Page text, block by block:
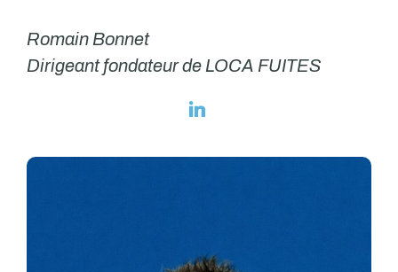
Romain Bonnet
Dirigeant fondateur de LOCA FUITES